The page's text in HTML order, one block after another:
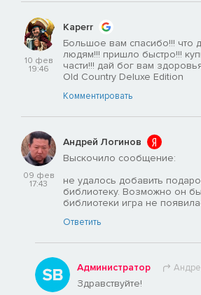
10 фев
19:46
Kaperr
Большое вам спасибо!!! что
людям!!! пришло быстро!!!
части!!! дай бог вам
Old Country Deluxe Edition
Комментировать
09 фев
17:43
Андрей Логинов
Выскочило сообщение:
не удалось добавить
библиотеку. Возможно он
библиотеки игра не
Ответить
Администратор
Здравствуйте!